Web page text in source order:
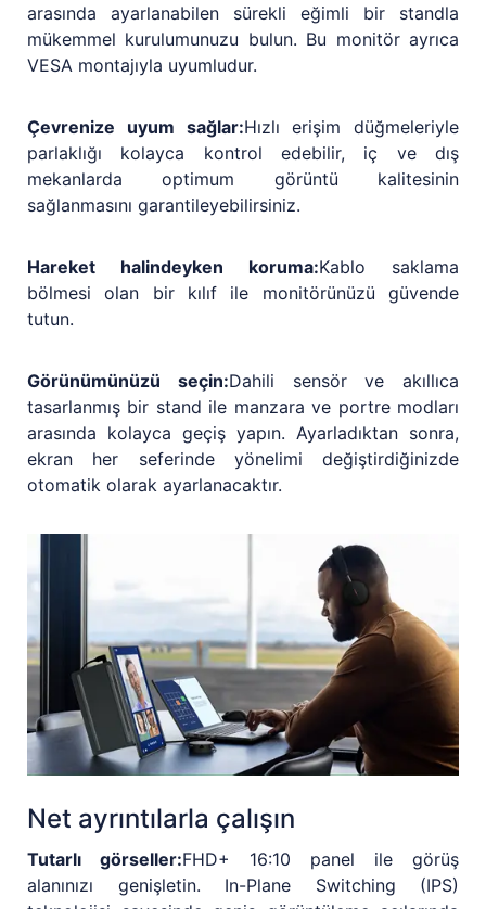
arasında ayarlanabilen sürekli eğimli bir standla
mükemmel kurulumunuzu bulun. Bu monitör ayrıca
VESA montajıyla uyumludur.
Çevrenize uyum sağlar:Hızlı erişim düğmeleriyle
parlaklığı kolayca kontrol edebilir, iç ve dış
mekanlarda optimum görüntü kalitesinin
sağlanmasını garantileyebilirsiniz.
Hareket halindeyken koruma:Kablo saklama
bölmesi olan bir kılıf ile monitörünüzü güvende
tutun.
Görünümünüzü seçin:Dahili sensör ve akıllıca
tasarlanmış bir stand ile manzara ve portre modları
arasında kolayca geçiş yapın. Ayarladıktan sonra,
ekran her seferinde yönelimi değiştirdiğinizde
otomatik olarak ayarlanacaktır.
Net ayrıntılarla çalışın
Tutarlı görseller:FHD+ 16:10 panel ile görüş
alanınızı genişletin. In-Plane Switching (IPS)